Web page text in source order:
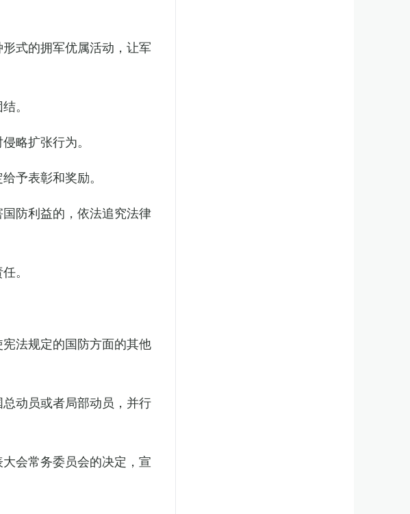
式的拥军优属活动，让军
。
略扩张行为。
予表彰和奖励。
防利益的，依法追究法律
。
法规定的国防方面的其他
动员或者局部动员，并行
会常务委员会的决定，宣